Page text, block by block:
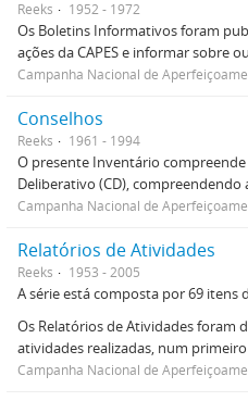
Reeks 1952 - 1972
Os Boletins Informativos foram
ações da CAPES e informar sobre
Campanha Nacional de
Conselhos
Reeks 1961 - 1994
O presente Inventário compreende
Deliberativo (CD), compreendendo
Campanha Nacional de
Relatórios de Atividades
Reeks 1953 - 2005
A série está composta por 69 itens
Os Relatórios de Atividades foram
atividades realizadas, num
Campanha Nacional de